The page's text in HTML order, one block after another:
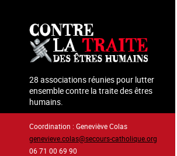
contenu
principal
28 associations réunies pour lutter
ensemble contre la traite des êtres
humains.
Coordination : Geneviève Colas
genevieve.colas@secours-catholique.org
06 71 00 69 90